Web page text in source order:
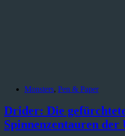
Monsters, Pen & Paper
Drider: Die
Spinnenzentauren der